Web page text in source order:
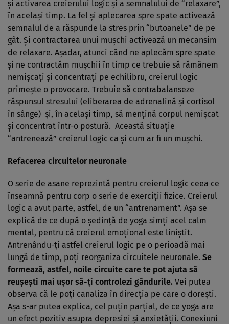
şi activarea creierului logic şi a semnalului de “relaxare”,
în acelaşi timp. La fel şi aplecarea spre spate activează
semnalul de a răspunde la stres prin “butoanele” de pe
gât. Şi contractarea unui muşchi activează un mecansim
de relaxare. Aşadar, atunci când ne aplecăm spre spate
şi ne contractăm muşchii în timp ce trebuie să rămânem
nemişcaţi şi concentraţi pe echilibru, creierul logic
primeşte o provocare. Trebuie să contrabalanseze
răspunsul stresului (eliberarea de adrenalină şi cortisol
în sânge) şi, în acelaşi timp, să menţină corpul nemişcat
şi concentrat într-o postură. Această situaţie
“antrenează” creierul logic ca şi cum ar fi un muşchi.
Refacerea circuitelor neuronale
O serie de asane reprezintă pentru creierul logic ceea ce
înseamnă pentru corp o serie de exerciţii fizice. Creierul
logic a avut parte, astfel, de un “antrenament”. Aşa se
explică de ce după o şedinţă de yoga simţi acel calm
mental, pentru că creierul emoţional este liniştit.
Antrenându-ţi astfel creierul logic pe o perioadă mai
lungă de timp, poţi reorganiza circuitele neuronale. Se
formează, astfel, noile circuite care te pot ajuta să
reuşeşti mai uşor să-ţi controlezi gândurile. Vei putea
observa că le poţi canaliza în direcţia pe care o doreşti.
Aşa s-ar putea explica, cel puţin parţial, de ce yoga are
un efect pozitiv asupra depresiei şi anxietăţii. Conexiuni